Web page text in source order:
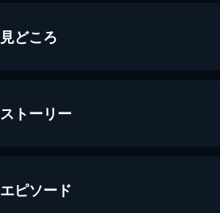
見どころ
ストーリー
エピソード